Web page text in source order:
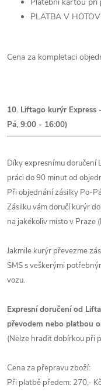
PLATBA V
Cena za kompletaci
10. Liftago kurýr
Pá, 9:00 - 16:00)
Díky expresnímu doručení
práci do 90 minut od
Při objednání zásilky Po-
Zásilku vám doručí kurýr
na jakékoliv místo v Praze
Jakmile kurýr převezme
SMS s veškerými
vozu.
Expresní doručení od
převodem nebo platbou
(Nelze hradit dobírkou při
Cena za přepravu zboží:
Při platbě předem: 270,-